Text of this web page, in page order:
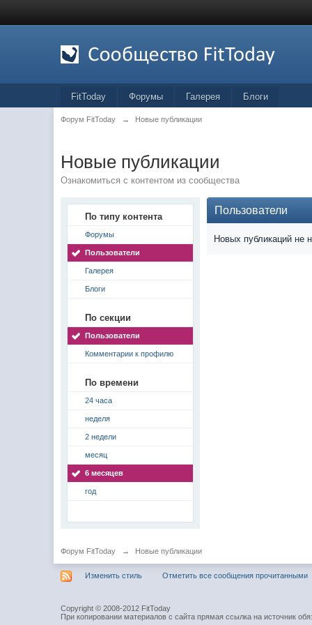
FitToday Форумы Галерея Блоги
Форум FitToday → Новые публикации
Новые публикации
Ознакомиться с контентом из сообщества
По типу контента
Форумы
Пользователи
Галерея
Блоги
По секции
Пользователи
Комментарии к профилю
По времени
24 часа
неделя
2 недели
месяц
6 месяцев
год
Пользователи
Новых публикаций не
Форум FitToday → Новые публикации
Изменить стиль Отметить все сообщения прочитанными
Copyright © 2008-2012 FitToday
При копировании материалов с сайта прямая ссылка на источник